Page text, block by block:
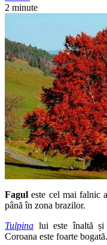
2 minute
Fagul este cel mai falnic
până în zona brazilor.
Tulpina lui este înaltă și
Coroana este foarte bogată.